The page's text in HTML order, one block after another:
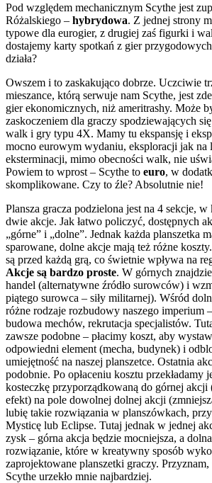
Pod względem mechanicznym Scythe jest
Różalskiego – hybrydowa. Z jednej strony
typowe dla eurogier, z drugiej zaś figurki i
dostajemy karty spotkań z gier
działa?
Owszem i to zaskakująco dobrze. Uczciwie
mieszance, którą serwuje nam Scythe, jest
gier ekonomicznych, niż ameritrashy. Może
zaskoczeniem dla graczy spodziewających
walk i gry typu 4X. Mamy tu ekspansję i
mocno eurowym wydaniu, eksploracji jak na
eksterminacji, mimo obecności walk, nie
Powiem to wprost – Scythe to euro, w
skomplikowane. Czy to źle? Absolutnie nie!
Plansza gracza podzielona jest na 4 sekcje,
dwie akcje. Jak łatwo policzyć, dostępnych
„górne” i „dolne”. Jednak każda planszetka
sparowane, dolne akcje mają też różne
są przed każdą grą, co świetnie wpływa na
Akcje są bardzo proste. W górnych
handel (alternatywne źródło surowców) i
piątego surowca – siły militarnej). Wśród
różne rodzaje rozbudowy naszego imperium
budowa mechów, rekrutacja specjalistów.
zawsze podobne – płacimy koszt, aby
odpowiedni element (mecha, budynek) i
umiejętność na naszej planszetce. Ostatnia
podobnie. Po opłaceniu kosztu przekładamy
kosteczkę przyporządkowaną do górnej akcji
efekt) na pole dowolnej dolnej akcji
lubię takie rozwiązania w planszówkach,
Mysticę lub Eclipse. Tutaj jednak w jednej
zysk – górna akcja będzie mocniejsza, a
rozwiązanie, które w kreatywny sposób
zaprojektowane planszetki graczy. Przyznam,
Scythe urzekło mnie najbardziej.